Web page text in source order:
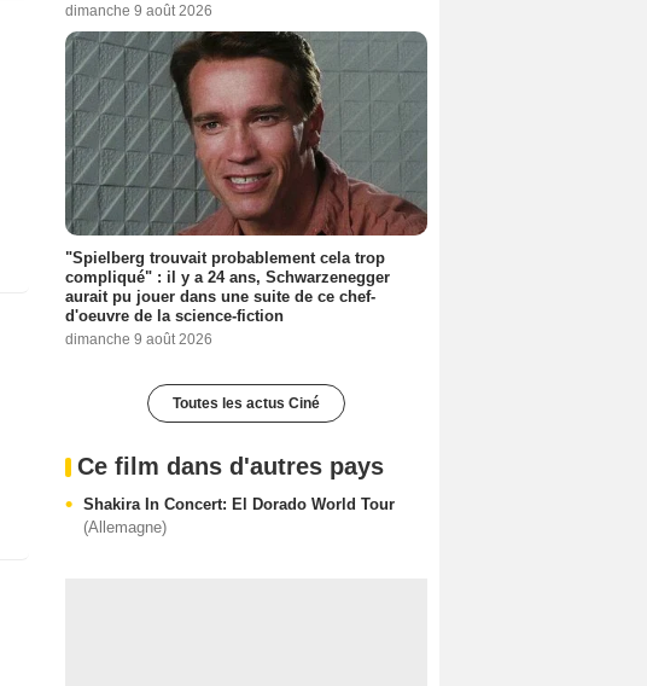
dimanche 9 août 2026
"Spielberg trouvait probablement cela trop
compliqué" : il y a 24 ans, Schwarzenegger
aurait pu jouer dans une suite de ce chef-
d'oeuvre de la science-fiction
dimanche 9 août 2026
Toutes les actus Ciné
Ce film dans d'autres pays
Shakira In Concert: El Dorado World Tour
(Allemagne)